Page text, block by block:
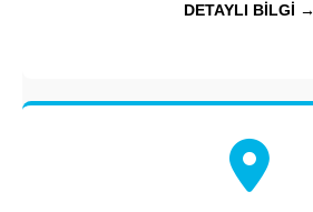
DETAYLI BİLGİ →